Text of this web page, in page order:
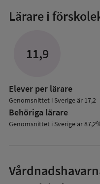
Lärare i
11,9
Elever per lärare
Genomsnittet i Sverige är 17,2
Behöriga lärare
Genomsnittet i Sverige är